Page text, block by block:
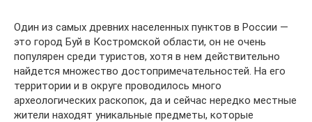
Один из самых древних населенных пунктов в России —
это город Буй в Костромской области, он не очень
популярен среди туристов, хотя в нем действительно
найдется множество достопримечательностей. На его
территории и в округе проводилось много
археологических раскопок, да и сейчас нередко местные
жители находят уникальные предметы, которые